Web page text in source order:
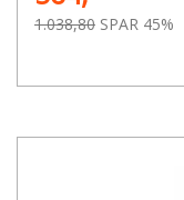
1.038,80 SPAR 45%